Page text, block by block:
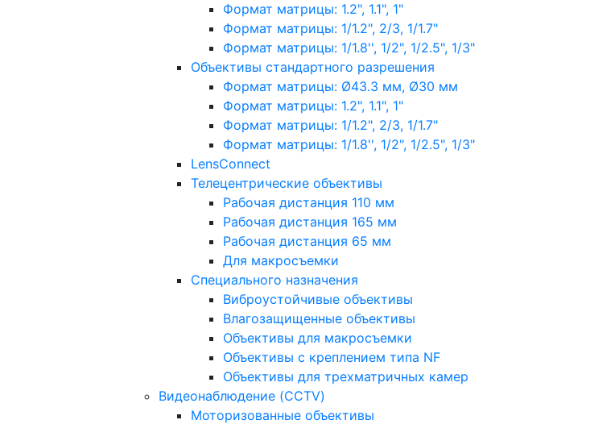
Формат матрицы: 1.2", 1.1", 1"
Формат матрицы: 1/1.2", 2/3, 1/1.7"
Формат матрицы: 1/1.8'', 1/2", 1/2.5", 1/3"
Объективы стандартного разрешения
Формат матрицы: Ø43.3 мм, Ø30 мм
Формат матрицы: 1.2", 1.1", 1"
Формат матрицы: 1/1.2", 2/3, 1/1.7"
Формат матрицы: 1/1.8'', 1/2", 1/2.5", 1/3"
LensConnect
Телецентрические объективы
Рабочая дистанция 110 мм
Рабочая дистанция 165 мм
Рабочая дистанция 65 мм
Для макросъемки
Специального назначения
Виброустойчивые объективы
Влагозащищенные объективы
Объективы для макросъемки
Объективы с креплением типа NF
Объективы для трехматричных камер
Видеонаблюдение (CCTV)
Моторизованные объективы